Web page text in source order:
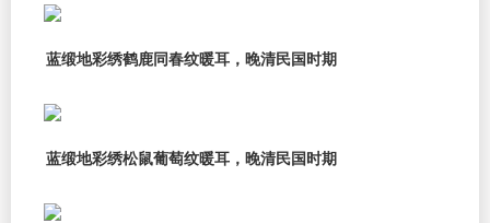
蓝缎地彩绣鹤鹿同春纹暖耳，晚清民国时期
蓝缎地彩绣松鼠葡萄纹暖耳，晚清民国时期